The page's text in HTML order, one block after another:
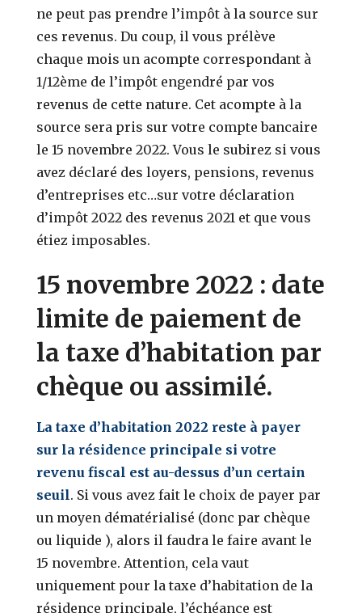
ne peut pas prendre l’impôt à la source sur
ces revenus. Du coup, il vous prélève
chaque mois un acompte correspondant à
1/12ème de l’impôt engendré par vos
revenus de cette nature. Cet acompte à la
source sera pris sur votre compte bancaire
le 15 novembre 2022. Vous le subirez si vous
avez déclaré des loyers, pensions, revenus
d’entreprises etc…sur votre déclaration
d’impôt 2022 des revenus 2021 et que vous
étiez imposables.
15 novembre 2022 : date
limite de paiement de
la taxe d’habitation par
chèque ou assimilé.
La taxe d’habitation 2022 reste à payer
sur la résidence principale si votre
revenu fiscal est au-dessus d’un certain
seuil. Si vous avez fait le choix de payer par
un moyen dématérialisé (donc par chèque
ou liquide ), alors il faudra le faire avant le
15 novembre. Attention, cela vaut
uniquement pour la taxe d’habitation de la
résidence principale, l’échéance est